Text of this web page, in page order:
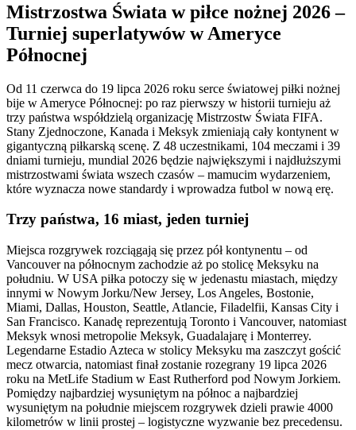
Mistrzostwa Świata w piłce nożnej 2026 –
Turniej superlatywów w Ameryce
Północnej
Od 11 czerwca do 19 lipca 2026 roku serce światowej piłki nożnej
bije w Ameryce Północnej: po raz pierwszy w historii turnieju aż
trzy państwa współdzielą organizację Mistrzostw Świata FIFA.
Stany Zjednoczone, Kanada i Meksyk zmieniają cały kontynent w
gigantyczną piłkarską scenę. Z 48 uczestnikami, 104 meczami i 39
dniami turnieju, mundial 2026 będzie największymi i najdłuższymi
mistrzostwami świata wszech czasów – mamucim wydarzeniem,
które wyznacza nowe standardy i wprowadza futbol w nową erę.
Trzy państwa, 16 miast, jeden turniej
Miejsca rozgrywek rozciągają się przez pół kontynentu – od
Vancouver na północnym zachodzie aż po stolicę Meksyku na
południu. W USA piłka potoczy się w jedenastu miastach, między
innymi w Nowym Jorku/New Jersey, Los Angeles, Bostonie,
Miami, Dallas, Houston, Seattle, Atlancie, Filadelfii, Kansas City i
San Francisco. Kanadę reprezentują Toronto i Vancouver, natomiast
Meksyk wnosi metropolie Meksyk, Guadalajarę i Monterrey.
Legendarne Estadio Azteca w stolicy Meksyku ma zaszczyt gościć
mecz otwarcia, natomiast finał zostanie rozegrany 19 lipca 2026
roku na MetLife Stadium w East Rutherford pod Nowym Jorkiem.
Pomiędzy najbardziej wysuniętym na północ a najbardziej
wysuniętym na południe miejscem rozgrywek dzieli prawie 4000
kilometrów w linii prostej – logistyczne wyzwanie bez precedensu.